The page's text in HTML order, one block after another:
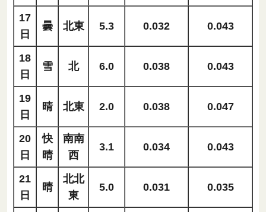
17
日
曇 北東 5.3 0.032 0.043
18
日
雪 北 6.0 0.038 0.043
19
日
晴 北東 2.0 0.038 0.047
20
日
快
晴
南南
西
3.1 0.034 0.043
21
日
晴
北北
東
5.0 0.031 0.035